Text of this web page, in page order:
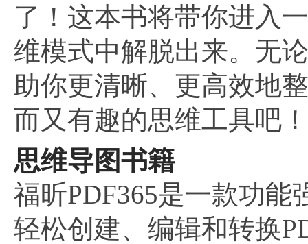
了！这本书将带你进入
维模式中解脱出来。无
助你更清晰、更高效地
而又有趣的思维工具吧！
思维导图书籍
福昕PDF365是一款功能
轻松创建、编辑和转换